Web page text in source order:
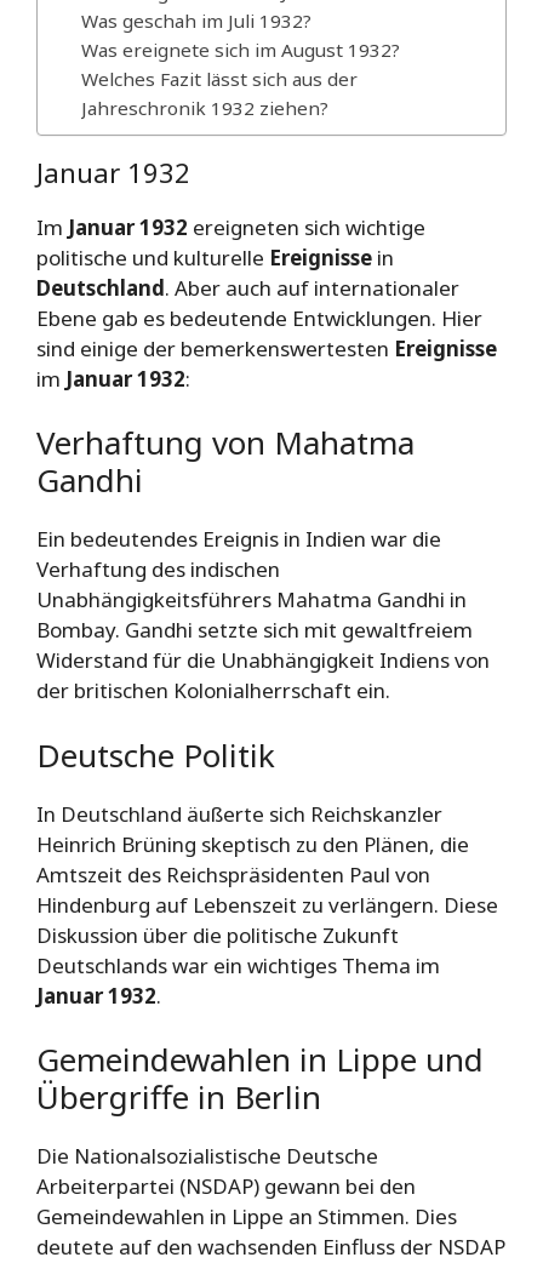
Was geschah im Juli 1932?
Was ereignete sich im August 1932?
Welches Fazit lässt sich aus der
Jahreschronik 1932 ziehen?
Januar 1932
Im Januar 1932 ereigneten sich wichtige
politische und kulturelle Ereignisse in
Deutschland. Aber auch auf internationaler
Ebene gab es bedeutende Entwicklungen. Hier
sind einige der bemerkenswertesten Ereignisse
im Januar 1932:
Verhaftung von Mahatma
Gandhi
Ein bedeutendes Ereignis in Indien war die
Verhaftung des indischen
Unabhängigkeitsführers Mahatma Gandhi in
Bombay. Gandhi setzte sich mit gewaltfreiem
Widerstand für die Unabhängigkeit Indiens von
der britischen Kolonialherrschaft ein.
Deutsche Politik
In Deutschland äußerte sich Reichskanzler
Heinrich Brüning skeptisch zu den Plänen, die
Amtszeit des Reichspräsidenten Paul von
Hindenburg auf Lebenszeit zu verlängern. Diese
Diskussion über die politische Zukunft
Deutschlands war ein wichtiges Thema im
Januar 1932.
Gemeindewahlen in Lippe und
Übergriffe in Berlin
Die Nationalsozialistische Deutsche
Arbeiterpartei (NSDAP) gewann bei den
Gemeindewahlen in Lippe an Stimmen. Dies
deutete auf den wachsenden Einfluss der NSDAP